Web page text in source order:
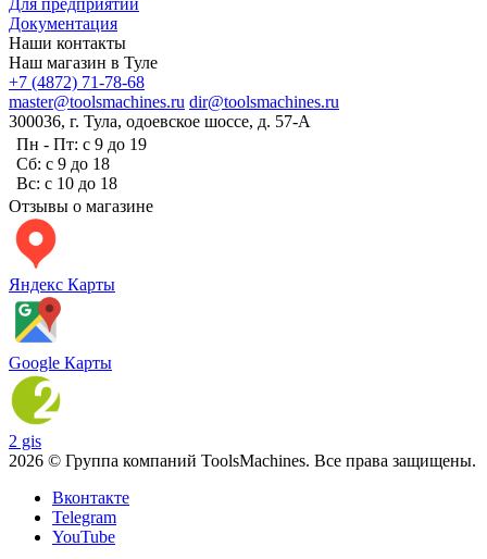
Документация
Наши контакты
Наш магазин в Туле
+7 (4872) 71-78-68
master@toolsmachines.ru dir@toolsmachines.ru
300036, г. Тула, одоевское шоссе, д. 57-А
Пн - Пт: с 9 до 19
Сб: с 9 до 18
Вс: с 10 до 18
Отзывы о магазине
Яндекс Карты
Google Карты
2 gis
2026 © Группа компаний ToolsMachines. Все права защищены.
Вконтакте
Telegram
YouTube